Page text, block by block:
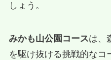
しょう。
みかも山公園コースは、
を駆け抜ける挑戦的なコ